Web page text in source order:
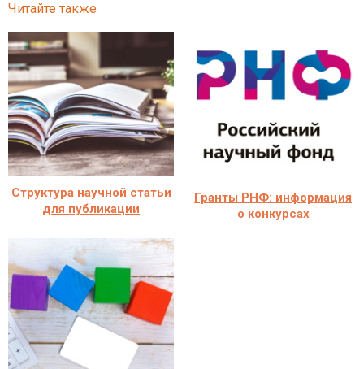
Читайте также
Структура научной статьи
для публикации
Гранты РНФ: информация
о конкурсах